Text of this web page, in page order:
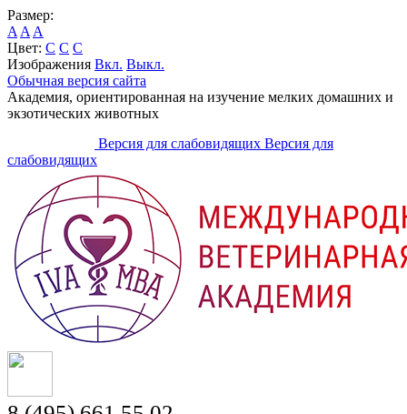
Размер:
A A A
Цвет: C C C
Изображения Вкл. Выкл.
Обычная версия сайта
Академия, ориентированная на изучение мелких домашних и
экзотических животных
Версия для слабовидящих Версия для
слабовидящих